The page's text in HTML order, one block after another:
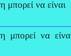
μπορεί να είναι
μπορεί να